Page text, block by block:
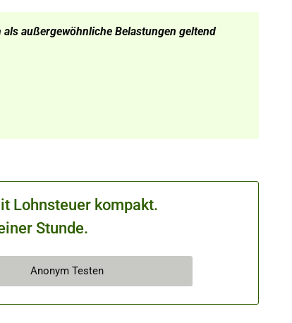
außergewöhnliche Belastungen geltend
Lohnsteuer kompakt.
Stunde.
Anonym Testen